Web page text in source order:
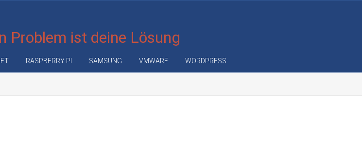
Problem ist deine Lösung
RASPBERRY PI SAMSUNG VMWARE WORDPRESS